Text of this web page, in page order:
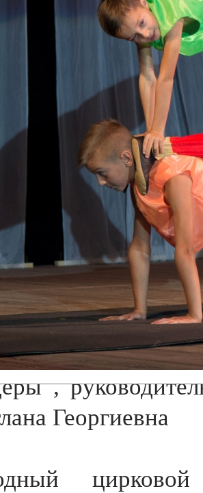
Коллективы Новости
ОТЧЕТЫ ГКЦ
фестиваля:
с.
,
Георгиевна
цирковой